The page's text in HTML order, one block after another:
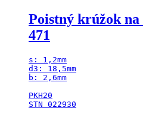
Poistný krúžok
471
s: 1,2mm
d3: 18,5mm
b: 2,6mm
PKH20
STN 022930